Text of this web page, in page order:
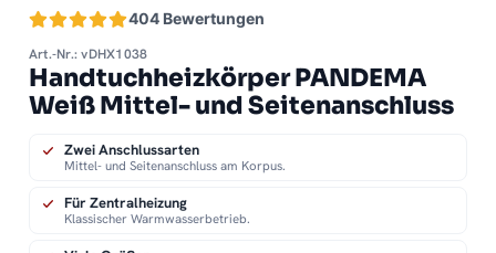
404 Bewertungen
Art.-Nr.: vDHX1038
Handtuchheizkörper PANDEMA
Weiß Mittel- und Seitenanschluss
Zwei Anschlussarten
Mittel- und Seitenanschluss am Korpus.
Für Zentralheizung
Klassischer Warmwasserbetrieb.